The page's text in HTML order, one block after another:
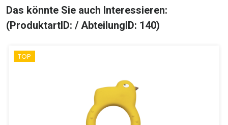
Das könnte Sie auch Interessieren:
(ProduktartID: / AbteilungID: 140)
TOP